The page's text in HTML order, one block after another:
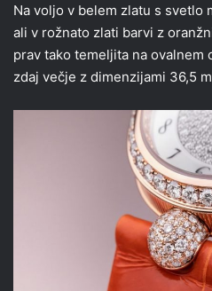
Na voljo v belem zlatu s svetlo
ali v rožnato zlati barvi z
prav tako temeljita na ovalnem
zdaj večje z dimenzijami 36,5